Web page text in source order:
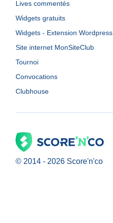
Lives commentés
Widgets gratuits
Widgets - Extension Wordpress
Site internet MonSiteClub
Tournoi
Convocations
Clubhouse
© 2014 - 2026 Score'n'co